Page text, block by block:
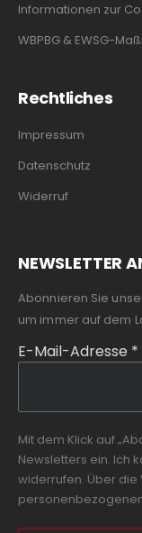
Informationen zur
WBPBG & EWSG-
Rechtliches
Impressum
Datenschutz
Widerruf
NEWSLETTER
Abonnieren Sie
um immer auf dem
E-Mail-Adresse *
Mit dem Klick auf
Newsletters ein. Ich
widerrufen. Über